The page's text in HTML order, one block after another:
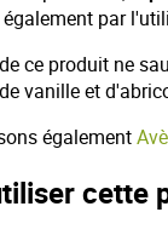
par
ce produit ne
vanille et
également
cette